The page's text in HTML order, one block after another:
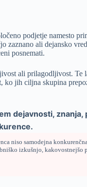
podjetje namesto
zaznano ali dejansko
posnemati.
ali prilagodljivost. Te
ko jih ciljna skupina
dejavnosti, znanja,
niso samodejna
izkušnjo, kakovostnejšo